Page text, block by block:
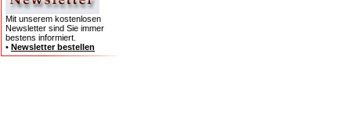
Mit unserem kostenlosen
Newsletter sind Sie immer
bestens informiert.
• Newsletter bestellen